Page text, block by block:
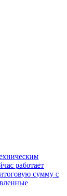
работает
сумму с